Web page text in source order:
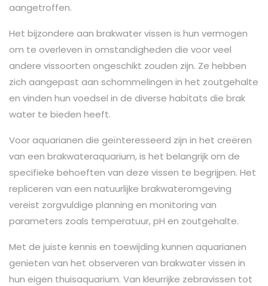
aangetroffen.
Het bijzondere aan brakwater vissen is hun vermogen
om te overleven in omstandigheden die voor veel
andere vissoorten ongeschikt zouden zijn. Ze hebben
zich aangepast aan schommelingen in het zoutgehalte
en vinden hun voedsel in de diverse habitats die brak
water te bieden heeft.
Voor aquarianen die geïnteresseerd zijn in het creëren
van een brakwateraquarium, is het belangrijk om de
specifieke behoeften van deze vissen te begrijpen. Het
repliceren van een natuurlijke brakwateromgeving
vereist zorgvuldige planning en monitoring van
parameters zoals temperatuur, pH en zoutgehalte.
Met de juiste kennis en toewijding kunnen aquarianen
genieten van het observeren van brakwater vissen in
hun eigen thuisaquarium. Van kleurrijke zebravissen tot